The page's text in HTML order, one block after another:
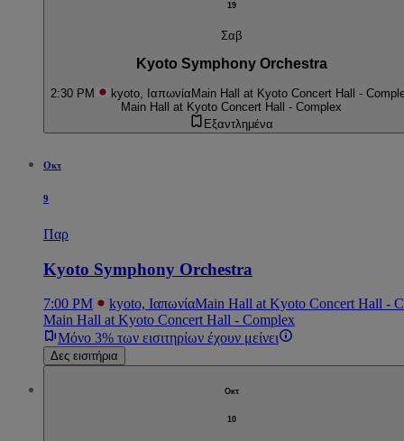
19
Σαβ
Kyoto Symphony Orchestra
2:30 PM kyoto, Ιαπωνία Main Hall at Kyoto Concert Hall -
Main Hall at Kyoto Concert Hall - Complex
Εξαντλημένα
Οκτ
9
Παρ
Kyoto Symphony Orchestra
7:00 PM kyoto, ΙαπωνίαMain Hall at Kyoto Concert Hall -
Main Hall at Kyoto Concert Hall - Complex
Μόνο 3% των εισιτηρίων έχουν μείνει
Δες εισιτήρια
Οκτ
10